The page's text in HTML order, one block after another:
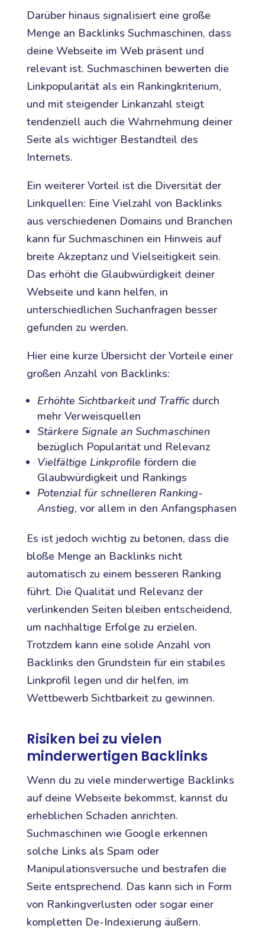
Darüber hinaus signalisiert eine große
Menge an Backlinks Suchmaschinen, dass
deine Webseite im Web präsent und
relevant ist. Suchmaschinen bewerten die
Linkpopularität als ein Rankingkriterium,
und mit steigender Linkanzahl steigt
tendenziell auch die Wahrnehmung deiner
Seite als wichtiger Bestandteil des
Internets.
Ein weiterer Vorteil ist die Diversität der
Linkquellen: Eine Vielzahl von Backlinks
aus verschiedenen Domains und Branchen
kann für Suchmaschinen ein Hinweis auf
breite Akzeptanz und Vielseitigkeit sein.
Das erhöht die Glaubwürdigkeit deiner
Webseite und kann helfen, in
unterschiedlichen Suchanfragen besser
gefunden zu werden.
Hier eine kurze Übersicht der Vorteile einer
großen Anzahl von Backlinks:
Erhöhte Sichtbarkeit und Trafficdurch
mehr Verweisquellen
Stärkere Signale an Suchmaschinen
bezüglich Popularität und Relevanz
Vielfältige Linkprofile fördern die
Glaubwürdigkeit und Rankings
Potenzial für schnelleren Ranking-
Anstieg, vor allem in den Anfangsphasen
Es ist jedoch wichtig zu betonen, dass die
bloße Menge an Backlinks nicht
automatisch zu einem besseren Ranking
führt. Die Qualität und Relevanz der
verlinkenden Seiten bleiben entscheidend,
um nachhaltige Erfolge zu erzielen.
Trotzdem kann eine solide Anzahl von
Backlinks den Grundstein für ein stabiles
Linkprofil legen und dir helfen, im
Wettbewerb Sichtbarkeit zu gewinnen.
Risiken bei zu vielen
minderwertigen Backlinks
Wenn du zu viele minderwertige Backlinks
auf deine Webseite bekommst, kannst du
erheblichen Schaden anrichten.
Suchmaschinen wie Google erkennen
solche Links als Spam oder
Manipulationsversuche und bestrafen die
Seite entsprechend. Das kann sich in Form
von Rankingverlusten oder sogar einer
kompletten De-Indexierung äußern.